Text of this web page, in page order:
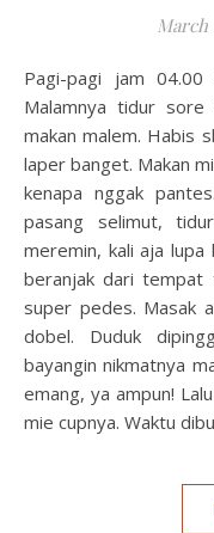
March
Pagi-pagi jam 04.00 subuh kok aku kelaparan banget.
Malamnya tidur
makan malem. Habis
laper banget. Makan
kenapa nggak
pasang selimut,
meremin, kali aja lupa
beranjak dari
super pedes. Masak
dobel. Duduk
bayangin nikmatnya
emang, ya ampun!
mie cupnya. Waktu